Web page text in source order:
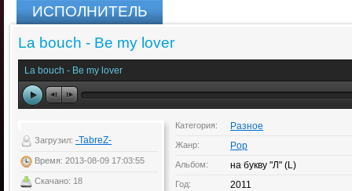
ИСПОЛНИТЕЛЬ
La bouch - Be my lover
La bouch - Be my lover
Загрузил: -TabreZ-
Время: 2013-08-09 17:03:55
Скачано: 18
Категория: Разное
Жанр: Pop
Альбом: на букву "Л" (L)
Год: 2011